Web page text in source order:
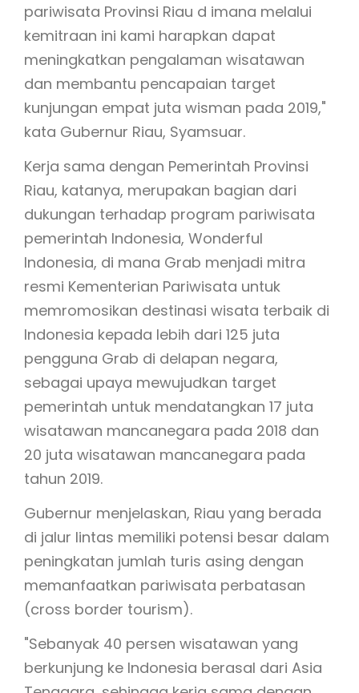
pariwisata Provinsi Riau d imana melalui
kemitraan ini kami harapkan dapat
meningkatkan pengalaman wisatawan
dan membantu pencapaian target
kunjungan empat juta wisman pada 2019,"
kata Gubernur Riau, Syamsuar.
Kerja sama dengan Pemerintah Provinsi
Riau, katanya, merupakan bagian dari
dukungan terhadap program pariwisata
pemerintah Indonesia, Wonderful
Indonesia, di mana Grab menjadi mitra
resmi Kementerian Pariwisata untuk
memromosikan destinasi wisata terbaik di
Indonesia kepada lebih dari 125 juta
pengguna Grab di delapan negara,
sebagai upaya mewujudkan target
pemerintah untuk mendatangkan 17 juta
wisatawan mancanegara pada 2018 dan
20 juta wisatawan mancanegara pada
tahun 2019.
Gubernur menjelaskan, Riau yang berada
di jalur lintas memiliki potensi besar dalam
peningkatan jumlah turis asing dengan
memanfaatkan pariwisata perbatasan
(cross border tourism).
"Sebanyak 40 persen wisatawan yang
berkunjung ke Indonesia berasal dari Asia